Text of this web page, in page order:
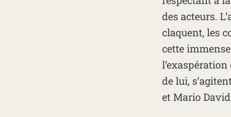
des acteurs.
claquent, les
cette
de lui,
et Mario